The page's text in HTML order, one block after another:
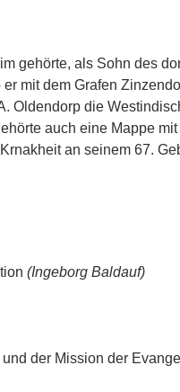
gehörte, als Sohn des
mit dem Grafen
Oldendorp die
auch eine Mappe
an seinem 67.
(Ingeborg Baldauf)
der Mission der